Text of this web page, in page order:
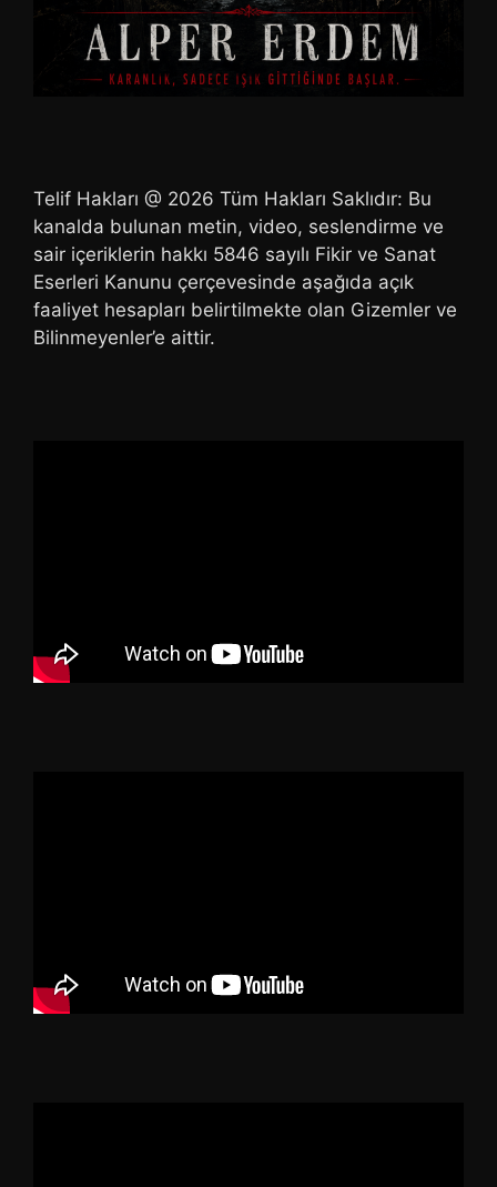
Telif Hakları @ 2026 Tüm Hakları Saklıdır: Bu
kanalda bulunan metin, video, seslendirme ve
sair içeriklerin hakkı 5846 sayılı Fikir ve Sanat
Eserleri Kanunu çerçevesinde aşağıda açık
faaliyet hesapları belirtilmekte olan Gizemler ve
Bilinmeyenler’e aittir.